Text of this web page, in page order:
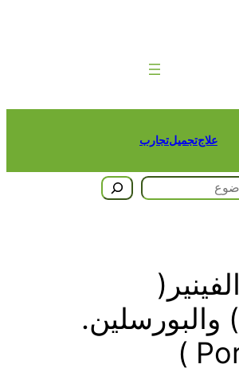
علاجتجميلتجارب
الفينير(
veneer) والبورسلين.